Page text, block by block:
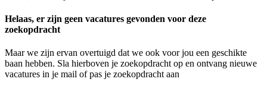
Helaas, er zijn geen vacatures gevonden voor deze
zoekopdracht
Maar we zijn ervan overtuigd dat we ook voor jou een geschikte
baan hebben. Sla hierboven je zoekopdracht op en ontvang nieuwe
vacatures in je mail of pas je zoekopdracht aan